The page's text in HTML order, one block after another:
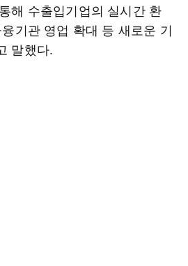
해 수출입기업의 실시간 환
기관 영업 확대 등 새로운 기
말했다.